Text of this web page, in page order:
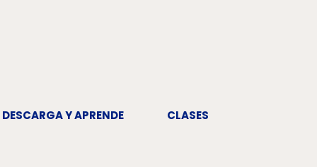
DESCARGA Y APRENDE CLASES